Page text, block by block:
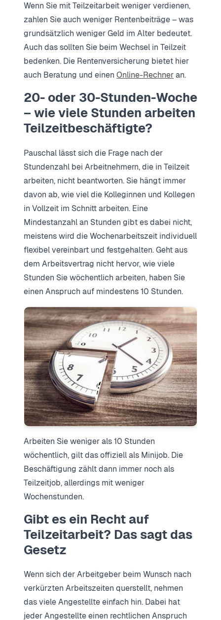
Wenn Sie mit Teilzeitarbeit weniger verdienen,
zahlen Sie auch weniger Rentenbeiträge – was
grundsätzlich weniger Geld im Alter bedeutet.
Auch das sollten Sie beim Wechsel in Teilzeit
bedenken. Die Rentenversicherung bietet hier
auch Beratung und einen Online-Rechneran.
20- oder 30-Stunden-Woche
– wie viele Stunden arbeiten
Teilzeitbeschäftigte?
Pauschal lässt sich die Frage nach der
Stundenzahl bei Arbeitnehmern, die in Teilzeit
arbeiten, nicht beantworten. Sie hängt immer
davon ab, wie viel die Kolleginnen und Kollegen
in Vollzeit im Schnitt arbeiten. Eine
Mindestanzahl an Stunden gibt es dabei nicht,
meistens wird die Wochenarbeitszeit individuell
flexibel vereinbart und festgehalten. Geht aus
dem Arbeitsvertrag nicht hervor, wie viele
Stunden Sie wöchentlich arbeiten, haben Sie
einen Anspruch auf mindestens 10 Stunden.
Arbeiten Sie weniger als 10 Stunden
wöchentlich, gilt das offiziell als Minijob. Die
Beschäftigung zählt dann immer noch als
Teilzeitjob, allerdings mit weniger
Wochenstunden.
Gibt es ein Recht auf
Teilzeitarbeit? Das sagt das
Gesetz
Wenn sich der Arbeitgeber beim Wunsch nach
verkürzten Arbeitszeiten querstellt, nehmen
das viele Angestellte einfach hin. Dabei hat
jeder Angestellte einen rechtlichen Anspruch